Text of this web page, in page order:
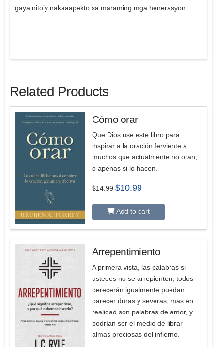
gaya nito’y nakaaapekto sa maraming mga henerasyon.
Related Products
Cómo orar
Que Dios use este libro para
inspirar a la oración ferviente a
muchos que actualmente no oran,
o apenas si lo hacen.
$14.99 Original
price
$14.99.
$10.99Current
$10.99.
Add to cart
Arrepentimiento
A primera vista, las palabras si
ustedes no se arrepienten, todos
perecerán igualmente puedan
parecer duras y severas, mas en
realidad son palabras de amor, y
podrían ser el medio de librar
almas preciosas del infierno.